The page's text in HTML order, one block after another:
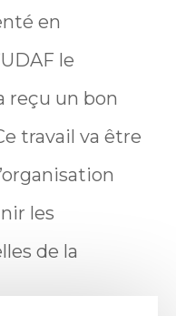
en
le
reçu un bon
travail va être
les
de la